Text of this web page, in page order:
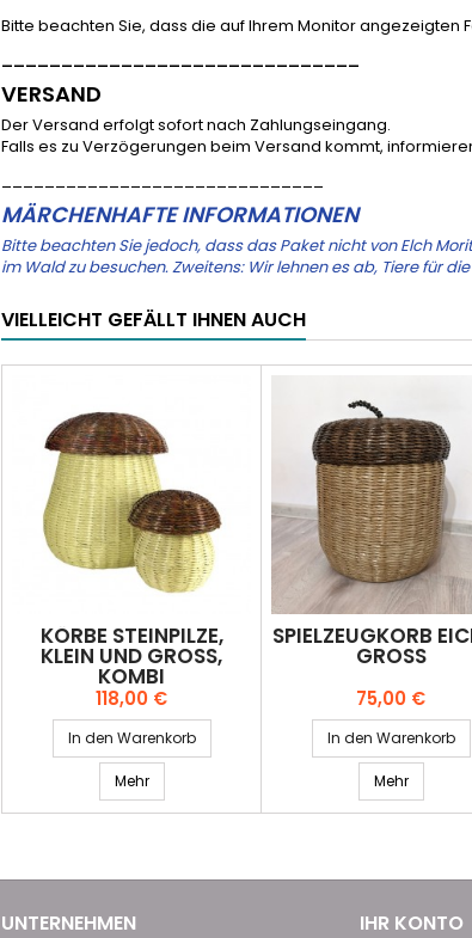
Bitte beachten Sie, dass die auf Ihrem Monitor
______________________________
VERSAND
Der Versand erfolgt sofort nach Zahlungseingang.
Falls es zu Verzögerungen beim Versand kommt,
MÄRCHENHAFTE INFORMATIONEN
Bitte beachten Sie jedoch, dass das Paket nicht von Elch
im Wald zu besuchen. Zweitens: Wir lehnen es ab, Tiere für
VIELLEICHT GEFÄLLT IHNEN AUCH
KÖRBE STEINPILZE,
KLEIN UND GROSS, K
OMBI
Preis
118,00 €
In den Warenkorb
Mehr
SPIELZEUGKORB
GROSS
Preis
75,00 €
In den Warenkorb
Mehr
UNTERNEHMEN IHR KONTO